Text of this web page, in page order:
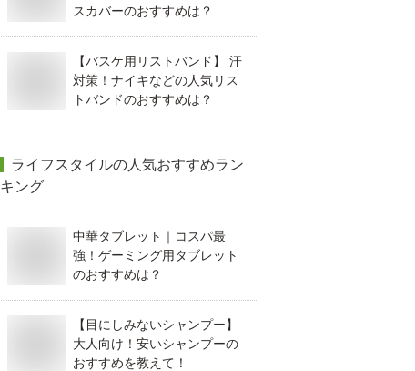
スカバーのおすすめは？
【バスケ用リストバンド】 汗
対策！ナイキなどの人気リス
トバンドのおすすめは？
ライフスタイルの人気おすすめラン
キング
中華タブレット｜コスパ最
強！ゲーミング用タブレット
のおすすめは？
【目にしみないシャンプー】
大人向け！安いシャンプーの
おすすめを教えて！